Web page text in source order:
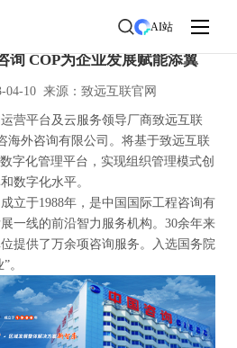
AI站
询 COP为企业发展赋能添翼
04-10 来源：致远互联官网
营平台及云服务领导厂商致远互联
海外咨询有限公司。将基于致远互联
字化管理平台，实现组织管理模式创
数字化水平。
立于1988年，是中国国际工程咨询有
一线的前沿智力服务机构。30余年来
提供了万余项咨询服务。入选国务院
。